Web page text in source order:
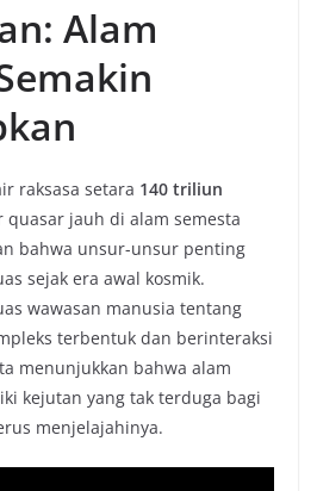
Alam
raksasa setara 140 triliun
quasar jauh di alam semesta
bahwa unsur-unsur penting
sejak era awal kosmik.
wawasan manusia tentang
terbentuk dan berinteraksi
menunjukkan bahwa alam
kejutan yang tak terduga bagi
menjelajahinya.